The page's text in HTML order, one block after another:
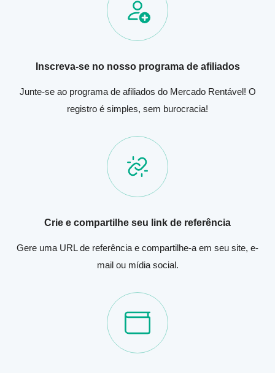
Inscreva-se no nosso programa de afiliados
Junte-se ao programa de afiliados do Mercado Rentável! O
registro é simples, sem burocracia!
Crie e compartilhe seu link de referência
Gere uma URL de referência e compartilhe-a em seu site, e-
mail ou mídia social.